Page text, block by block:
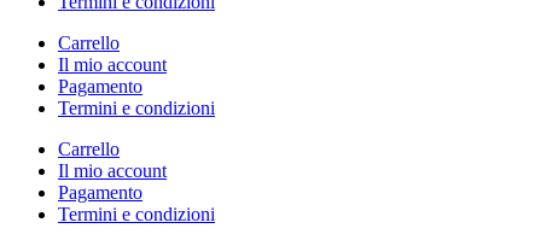
Carrello
Il mio account
Pagamento
Termini e condizioni
Carrello
Il mio account
Pagamento
Termini e condizioni